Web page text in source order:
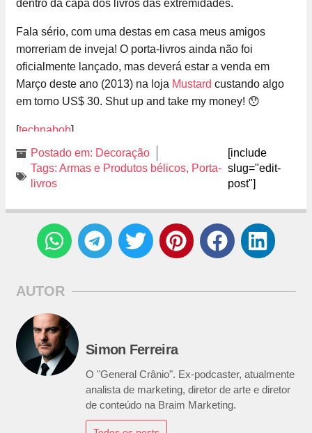
dentro da capa dos livros das extremidades.
Fala sério, com uma destas em casa meus amigos
morreriam de inveja! O porta-livros ainda não foi
oficialmente lançado, mas deverá estar a venda em
Março deste ano (2013) na loja Mustard custando algo
em torno US$ 30. Shut up and take my money! 😯
[technabob]
Postado em: Decoração
Tags: Armas e Produtos bélicos, Porta-
livros
[include
slug="edit-
post"]
AUTOR
Simon Ferreira
O "General Crânio". Ex-podcaster, atualmente
analista de marketing, diretor de arte e diretor
de conteúdo na Braim Marketing.